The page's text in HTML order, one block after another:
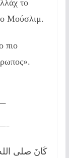
το
Μούσλιμ.
πιο
كَانَ صلى